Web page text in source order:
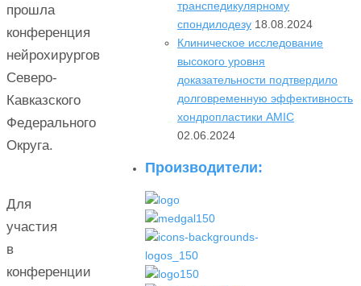
прошла
конференция
нейрохирургов
Северо-
Кавказского
Федерального
Округа.
Для
участия
в
конференции
транспедикулярному
спондилодезу 18.08.2024
Клиническое исследование
высокого уровня
доказательности подтвердило
долговременную эффективность
хондропластики AMIC
02.06.2024
Производители: